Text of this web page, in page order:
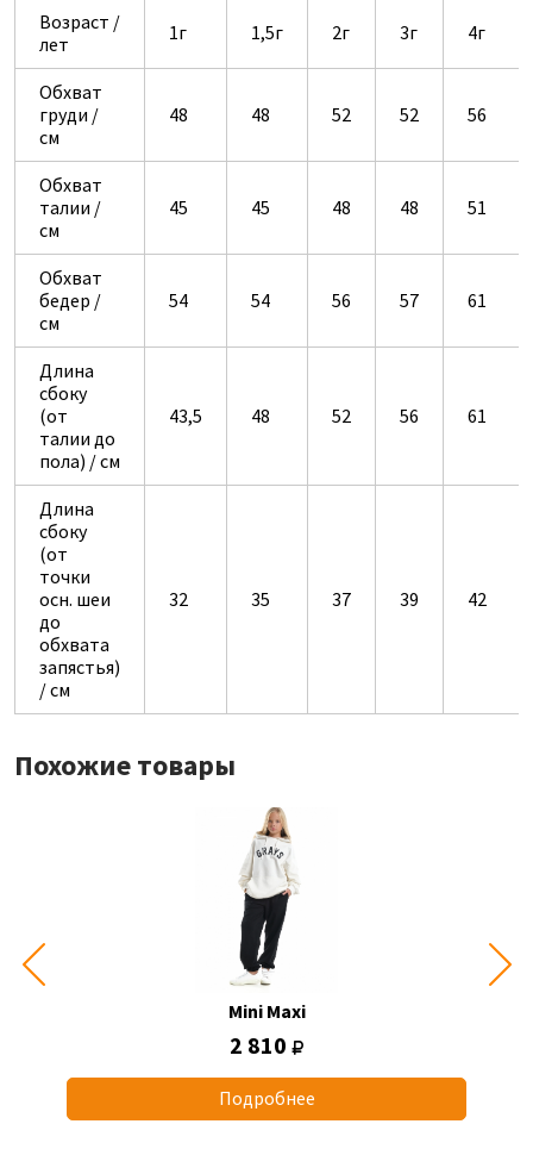
Возраст /
лет
1г 1,5г 2г 3г 4г
Обхват
груди /
см
48 48 52 52 56
Обхват
талии /
см
45 45 48 48 51
Обхват
бедер /
см
54 54 56 57 61
Длина
сбоку
(от
талии до
пола) / см
43,5 48 52 56 61
Длина
сбоку
(от
точки
осн. шеи
до
обхвата
запястья)
/ см
32 35 37 39 42
Похожие товары
Mini Maxi
2 810
Подробнее